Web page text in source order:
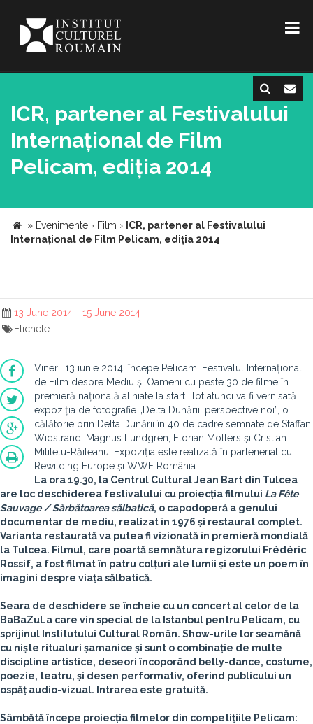
ICR, partener al Festivalului
Internațional de Film
Pelicam, ediția 2014
» Evenimente › Film › ICR, partener al Festivalului
Internațional de Film Pelicam, ediția 2014
13 June 2014 - 15 June 2014
Etichete
Vineri, 13 iunie 2014, începe Pelicam, Festivalul Internațional
de Film despre Mediu și Oameni cu peste 30 de filme în
premieră națională aliniate la start. Tot atunci va fi vernisată
expoziția de fotografie „Delta Dunării, perspective noi”, o
călătorie prin Delta Dunării în 40 de cadre semnate de Staffan
Widstrand, Magnus Lundgren, Florian Möllers și Cristian
Mititelu-Răileanu. Expoziția este realizată în parteneriat cu
Rewilding Europe și WWF România.
La ora 19.30, la Centrul Cultural Jean Bart din Tulcea
are loc deschiderea festivalului cu proiecția filmului La Fête
Sauvage / Sărbătoarea sălbatică, o capodoperă a genului
documentar de mediu, realizat în 1976 și restaurat complet.
Varianta restaurată va putea fi vizionată în premieră mondială
la Tulcea. Filmul, care poartă semnătura regizorului Frédéric
Rossif, a fost filmat în patru colțuri ale lumii și este un poem în
imagini despre viața sălbatică.
Seara de deschidere se încheie cu un concert al celor de la
BaBaZuLa care vin special de la Istanbul pentru Pelicam, cu
sprijinul Institutului Cultural Român. Show-urile lor seamănă
cu niște ritualuri șamanice și sunt o combinație de multe
discipline artistice, deseori încoporând belly-dance, costume,
poezie, teatru, și desen performativ, oferind publicului un
ospăț audio-vizual. Intrarea este gratuită.
Sâmbătă începe proiecția filmelor din competițiile Pelicam: